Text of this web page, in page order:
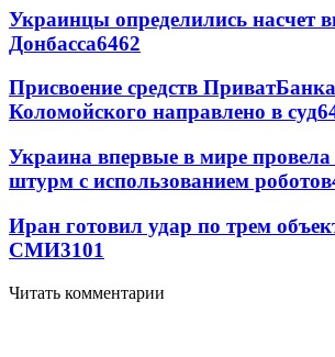
Украинцы определились насчет
Донбасса6462
Присвоение средств
Коломойского направлено в суд
Украина впервые в мире
штурм с использованием роботов
Иран готовил удар по трем
СМИ3101
Читать комментарии